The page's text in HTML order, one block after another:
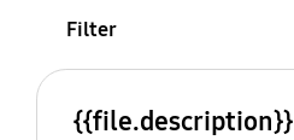
Filter
{{file.description}}